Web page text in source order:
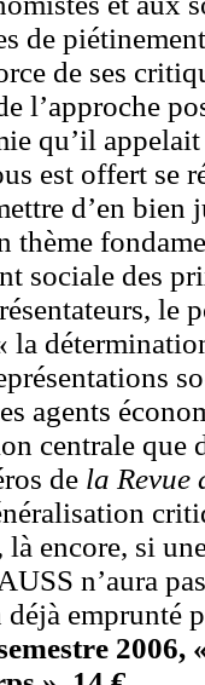
de
de ses
l’approche
qu’il
est offert se
d’en bien
thème
sociale des
le
la
agents
centrale que
de la Revue
encore, si
n’aura
emprunté
2006,